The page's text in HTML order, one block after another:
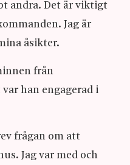
andra. Det är viktigt
Jag är
åsikter.
från
han engagerad i
frågan om att
Jag var med och